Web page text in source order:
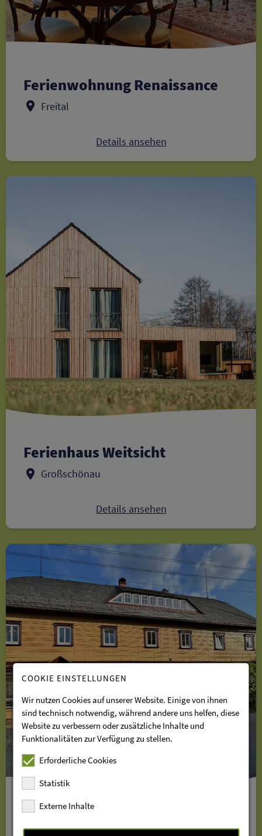
Ferienwohnung Renaissance
Freital
Details ansehen
Ferienhaus Weitsicht
Großschönau
Details ansehen
COOKIE EINSTELLUNGEN
Wir nutzen Cookies auf unserer Website. Einige von ihnen
sind technisch notwendig, während andere uns helfen, diese
Website zu verbessern oder zusätzliche Inhalte und
Funktionalitäten zur Verfügung zu stellen.
Erforderliche Cookies
Statistik
Externe Inhalte